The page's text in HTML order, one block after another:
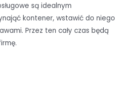
są idealnym
kontener, wstawić do niego
Przez ten cały czas będą